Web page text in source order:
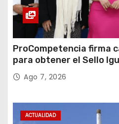
ProCompetencia firma
para obtener el Sello
Sector Público
Ago 7, 2026
ACTUALIDAD